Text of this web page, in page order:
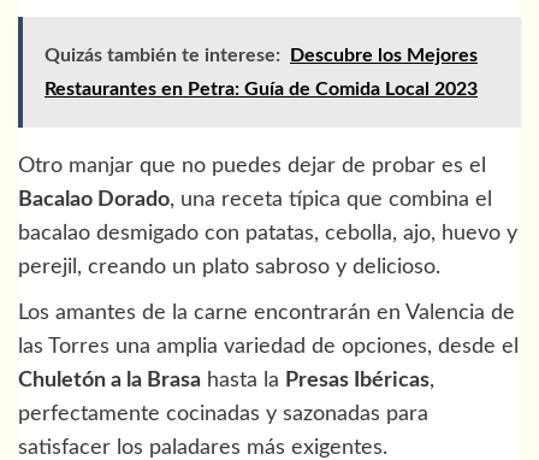
Quizás también te interese:
Descubre los Mejores
Restaurantes en Petra: Guía de Comida Local 2023
Otro manjar que no puedes dejar de probar es el
Bacalao Dorado, una receta típica que combina el
bacalao desmigado con patatas, cebolla, ajo, huevo y
perejil, creando un plato sabroso y delicioso.
Los amantes de la carne encontrarán en Valencia de
las Torres una amplia variedad de opciones, desde el
Chuletón a la Brasa hasta la Presas Ibéricas,
perfectamente cocinadas y sazonadas para
satisfacer los paladares más exigentes.